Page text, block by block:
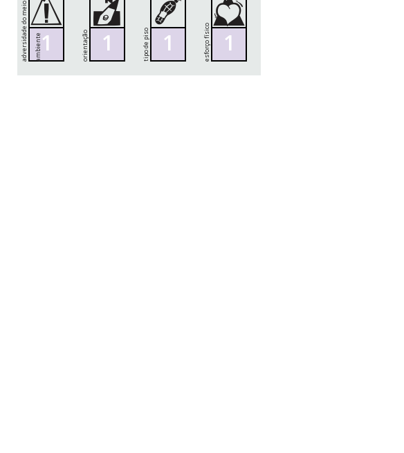
a
d
v
e
r
s
i
d a
d
e
d
o
m
e
i
o
a
m
b
i
e
n
t e1 orientação 1 tipo de piso 1 esforço físico 1